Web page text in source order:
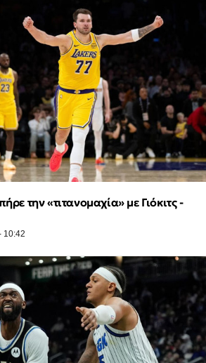
την «τιτανομαχία» με Γιόκιτς -
10:42